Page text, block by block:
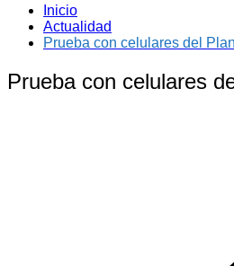
Inicio
Actualidad
Prueba con celulares del
Prueba con celulares